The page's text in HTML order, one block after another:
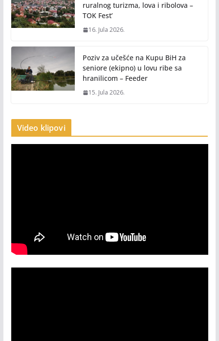
ruralnog turizma, lova i ribolova –
TOK Fest’
16. Jula 2026.
Poziv za učešće na Kupu BiH za
seniore (ekipno) u lovu ribe sa
hranilicom – Feeder
15. Jula 2026.
Video klipovi